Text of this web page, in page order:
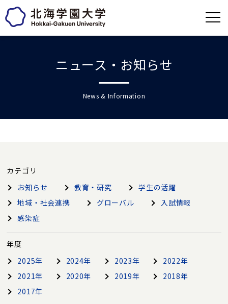
ニュース・お知らせ
News & Information
カテゴリ
お知らせ
教育・研究
学生の活躍
地域・社会連携
グローバル
入試情報
感染症
年度
2025年
2024年 2023年
2022年
2021年
2020年 2019年
2018年
2017年